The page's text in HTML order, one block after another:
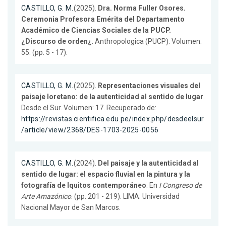
CASTILLO, G. M.(2025). Dra. Norma Fuller Osores.
Ceremonia Profesora Emérita del Departamento
Académico de Ciencias Sociales de la PUCP.
¿Discurso de orden¿ . Anthropologica (PUCP). Volumen:
55. (pp. 5 - 17).
CASTILLO, G. M.(2025). Representaciones visuales del
paisaje loretano: de la autenticidad al sentido de lugar.
Desde el Sur. Volumen: 17. Recuperado de:
https://revistas.cientifica.edu.pe/index.php/desdeelsur
/article/view/2368/DES-1703-2025-0056
CASTILLO, G. M.(2024). Del paisaje y la autenticidad al
sentido de lugar: el espacio fluvial en la pintura y la
fotografía de Iquitos contemporáneo. En I Congreso de
Arte Amazónico. (pp. 201 - 219). LIMA. Universidad
Nacional Mayor de San Marcos.